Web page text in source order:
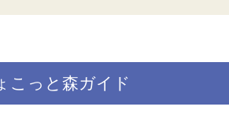
こっと森ガイド